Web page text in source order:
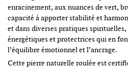
enracinement, aux nuances de vert,
capacité à apporter stabilité et
et dans diverses pratiques spirituelles,
énergétiques et protectrices qui en
l’équilibre émotionnel et l’ancrage.
Cette pierre naturelle roulée est